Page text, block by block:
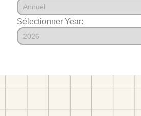
Sélectionner Year: